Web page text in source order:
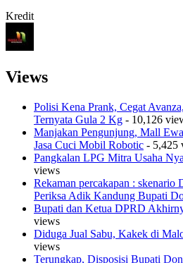
Kredit
Views
Polisi Kena Prank, Cegat
Ternyata Gula 2 Kg - 10,126
Manjakan Pengunjung, Mall
Jasa Cuci Mobil Robotic - 5,425
Pangkalan LPG Mitra Usaha
views
Rekaman percakapan :
Periksa Adik Kandung Bupati
Bupati dan Ketua DPRD
views
Diduga Jual Sabu, Kakek di
views
Terungkap, Disposisi Bupati